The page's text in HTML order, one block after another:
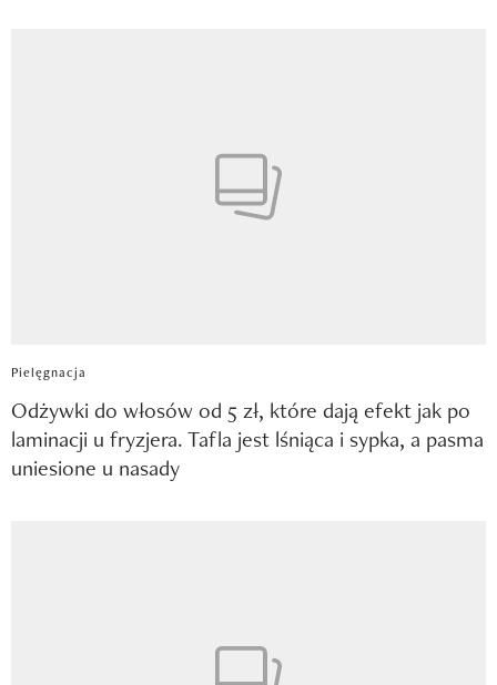
Pielęgnacja
Odżywki do włosów od 5 zł, które dają efekt jak po
laminacji u fryzjera. Tafla jest lśniąca i sypka, a pasma
uniesione u nasady